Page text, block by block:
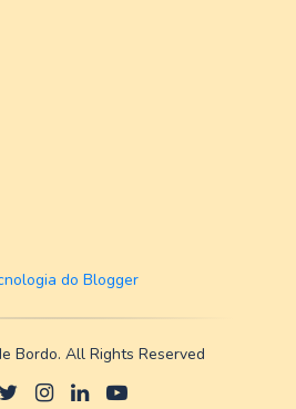
do Blogger
Bordo. All Rights Reserved